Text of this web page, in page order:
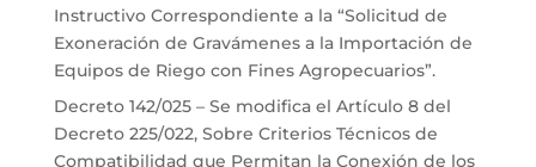
Instructivo Correspondiente a la “Solicitud de
Exoneración de Gravámenes a la Importación de
Equipos de Riego con Fines Agropecuarios”.
Decreto 142/025 – Se modifica el Artículo 8 del
Decreto 225/022, Sobre Criterios Técnicos de
Compatibilidad que Permitan la Conexión de los